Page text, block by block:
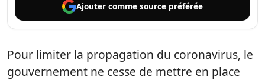
Ajouter comme source préférée
Pour limiter la propagation du coronavirus, le
gouvernement ne cesse de mettre en place